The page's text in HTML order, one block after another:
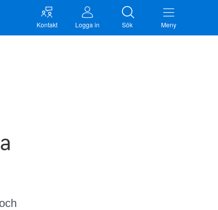
Kontakt Logga in Sök Meny